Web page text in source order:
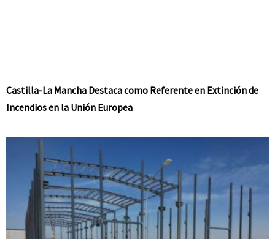
Castilla-La Mancha Destaca como Referente en Extinción de
Incendios en la Unión Europea